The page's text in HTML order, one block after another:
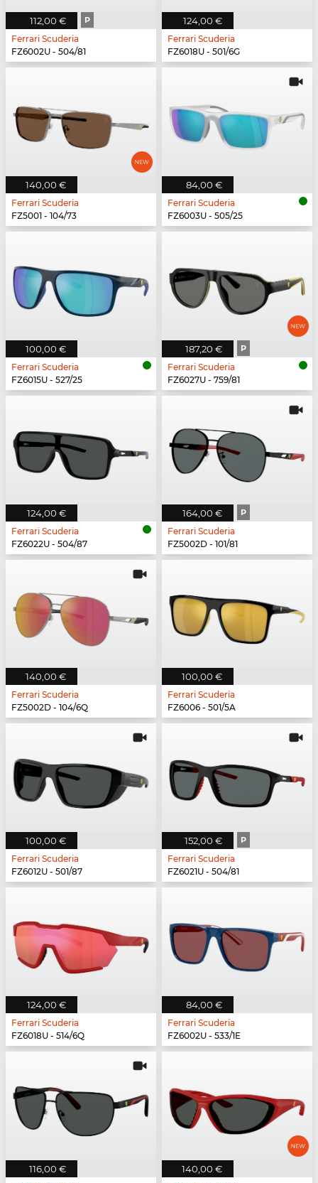
112,00 € P
Ferrari Scuderia
FZ6002U - 504/81
124,00 €
Ferrari Scuderia
FZ6018U - 501/6G
140,00 €
Ferrari Scuderia
FZ5001 - 104/73
84,00 €
Ferrari Scuderia
FZ6003U - 505/25
100,00 €
Ferrari Scuderia
FZ6015U - 527/25
187,20 € P
Ferrari Scuderia
FZ6027U - 759/81
124,00 €
Ferrari Scuderia
FZ6022U - 504/87
164,00 € P
Ferrari Scuderia
FZ5002D - 101/81
140,00 €
Ferrari Scuderia
FZ5002D - 104/6Q
100,00 €
Ferrari Scuderia
FZ6006 - 501/5A
100,00 €
Ferrari Scuderia
FZ6012U - 501/87
152,00 € P
Ferrari Scuderia
FZ6021U - 504/81
124,00 €
Ferrari Scuderia
FZ6018U - 514/6Q
84,00 €
Ferrari Scuderia
FZ6002U - 533/1E
116,00 € 140,00 €